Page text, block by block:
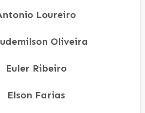
Loureiro
Oliveira
Euler Ribeiro
Elson Farias